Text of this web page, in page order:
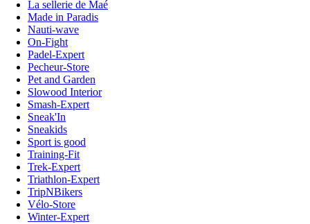
La sellerie de Maé
Made in Paradis
Nauti-wave
On-Fight
Padel-Expert
Pecheur-Store
Pet and Garden
Slowood Interior
Smash-Expert
Sneak'In
Sneakids
Sport is good
Training-Fit
Trek-Expert
Triathlon-Expert
TripNBikers
Vélo-Store
Winter-Expert